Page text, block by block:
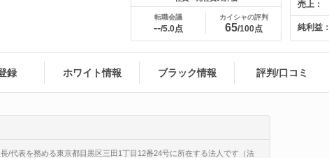
転職会議
--/5.0点
カイシャの評判
65/100点
売上：
純利益：
録 ホワイト情報 ブラック情報 評判/口コミ
/代表を務める東京都目黒区三田1丁目12番24号に所在する法人です（法